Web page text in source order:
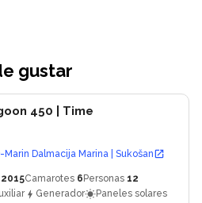
gustar
450 | Time
Marin Dalmacija Marina | Sukošan
2015Camarotes 6 Personas 12
Generador Paneles solares